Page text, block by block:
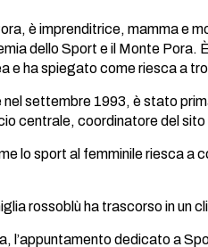
è imprenditrice, mamma e
dello Sport e il Monte Pora.
ha spiegato come riesca a
settembre 1993, è stato
centrale, coordinatore del sito
lo sport al femminile riesca a
rossoblù ha trascorso in un
dedicato a